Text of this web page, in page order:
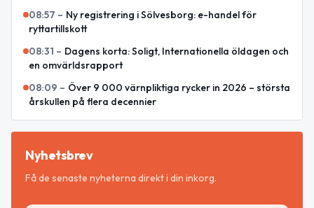
08:57 – Ny registrering i Sölvesborg: e-handel för
ryttartillskott
08:31 – Dagens korta: Soligt, Internationella öldagen och
en omvärldsrapport
08:09 – Över 9 000 värnpliktiga rycker in 2026 – största
årskullen på flera decennier
Nyhetsbrev
Få de senaste nyheterna direkt i din inkorg.